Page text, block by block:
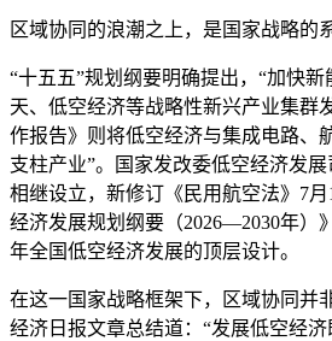
区域协同的浪潮之上，是国家战略的
“十五五”规划纲要明确提出，“加快
天、低空经济等战略性新兴产业集群
作报告》则将低空经济与集成电路、
支柱产业”。国家发改委低空经济发
相继设立，新修订《民用航空法》7
经济发展规划纲要（2026—2030年）
年全国低空经济发展的顶层设计。
在这一国家战略框架下，区域协同并
经济日报文章总结道：“发展低空经